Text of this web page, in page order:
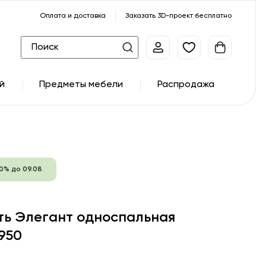
Оплата и доставка Заказать 3D-проект бесплатно
Предметы мебели Распродажа
до 09.08
Элегант односпальная